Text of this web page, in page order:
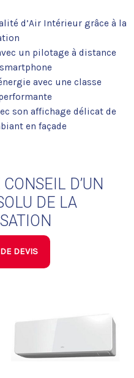
d’Air Intérieur grâce à la
un pilotage à distance
avec une classe
son affichage délicat de
en façade
D’UN
DE LA
DEVIS